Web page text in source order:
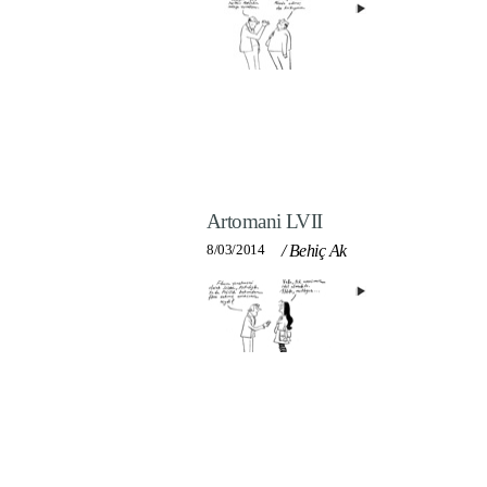
Artomani LVII
8/03/2014 /Behiç Ak